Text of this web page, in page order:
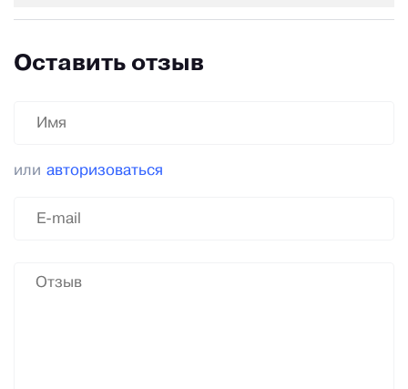
Оставить отзыв
или авторизоваться